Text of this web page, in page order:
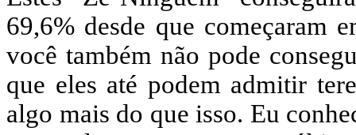
69,6% desde que começaram
você também não pode
que eles até podem admitir
algo mais do que isso. Eu